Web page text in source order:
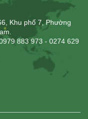
Khu phố 7, Phường
883 973 - 0274 629